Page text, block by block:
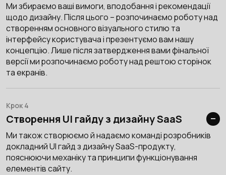
Ми збираємо ваші вимоги, вподобання і рекомендації
щодо дизайну. Після цього – розпочинаємо роботу над
створенням основного візуального стилю та
інтерфейсу користувача і презентуємо вам нашу
концепцію. Лише після затвердження вами фінальної
версії ми розпочинаємо роботу над рештою сторінок
та екранів.
Крок 4
Створення UI гайду з дизайну SaaS
Ми також створюємо й надаємо команді розробників
докладний UI гайд з дизайну SaaS-продукту,
пояснюючи механіку та принципи функціонування
елементів сайту.